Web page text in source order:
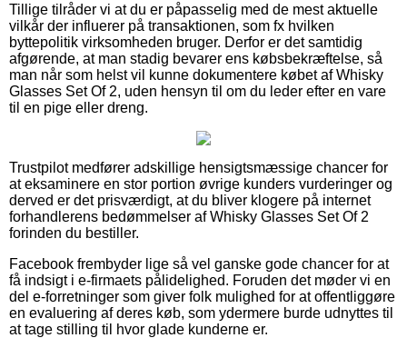
Tillige tilråder vi at du er påpasselig med de mest aktuelle
vilkår der influerer på transaktionen, som fx hvilken
byttepolitik virksomheden bruger. Derfor er det samtidig
afgørende, at man stadig bevarer ens købsbekræftelse, så
man når som helst vil kunne dokumentere købet af Whisky
Glasses Set Of 2, uden hensyn til om du leder efter en vare
til en pige eller dreng.
Trustpilot medfører adskillige hensigtsmæssige chancer for
at eksaminere en stor portion øvrige kunders vurderinger og
derved er det prisværdigt, at du bliver klogere på internet
forhandlerens bedømmelser af Whisky Glasses Set Of 2
forinden du bestiller.
Facebook frembyder lige så vel ganske gode chancer for at
få indsigt i e-firmaets pålidelighed. Foruden det møder vi en
del e-forretninger som giver folk mulighed for at offentliggøre
en evaluering af deres køb, som ydermere burde udnyttes til
at tage stilling til hvor glade kunderne er.